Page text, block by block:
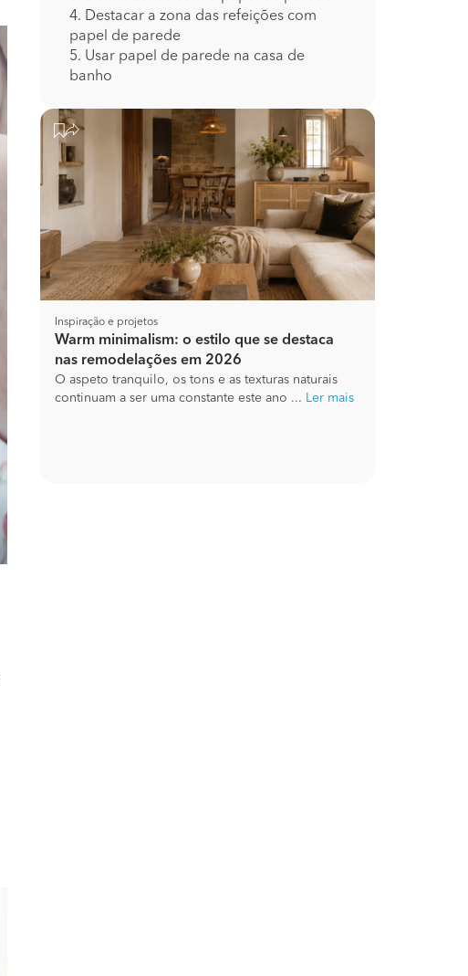
4. Destacar a zona das refeições com
papel de parede
5. Usar papel de parede na casa de
banho
Inspiração e projetos
Warm minimalism: o estilo que se destaca
nas remodelações em 2026
O aspeto tranquilo, os tons e as texturas naturais
continuam a ser uma constante este ano ... Ler mais